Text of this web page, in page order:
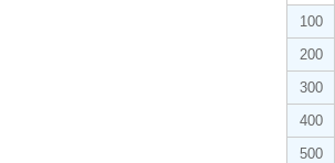
100
200
300
400
500